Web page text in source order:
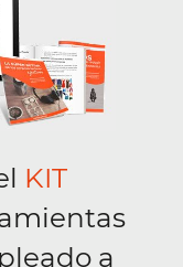
KIT
a